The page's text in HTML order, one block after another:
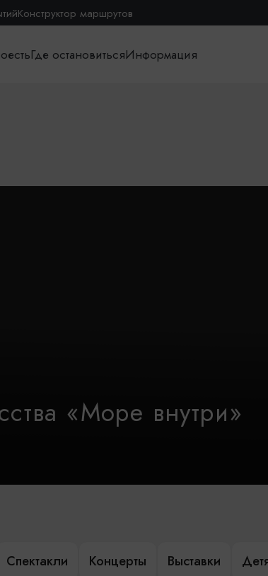
Конструктор маршрутов
Где остановитьсяИнформация
«Море внутри»
Спектакли Концерты Выставки